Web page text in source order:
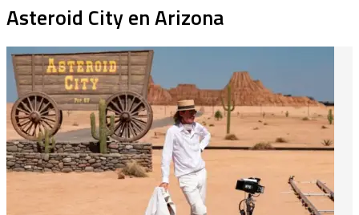
Asteroid City en Arizona